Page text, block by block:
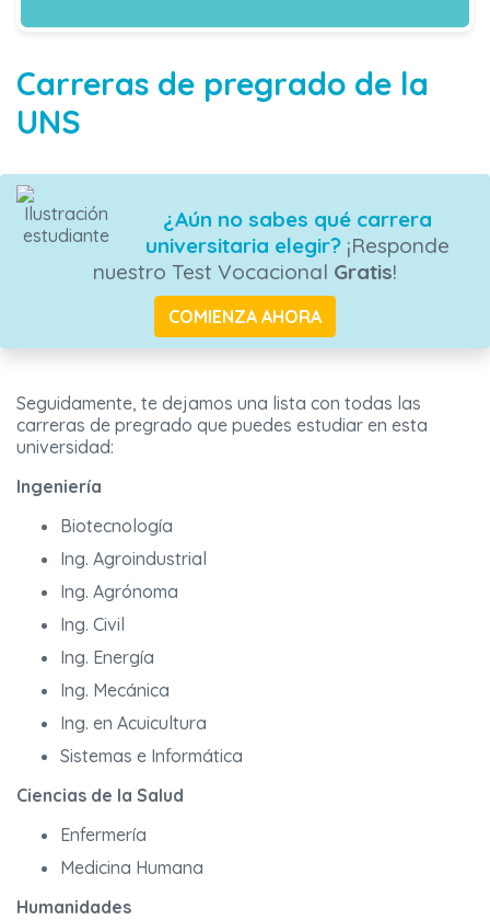
Carreras de pregrado de la
UNS
¿Aún no sabes qué carrera
universitaria elegir?¡Responde
nuestro Test Vocacional Gratis!
COMIENZA AHORA
Seguidamente, te dejamos una lista con todas las
carreras de pregrado que puedes estudiar en esta
universidad:
Ingeniería
Biotecnología
Ing. Agroindustrial
Ing. Agrónoma
Ing. Civil
Ing. Energía
Ing. Mecánica
Ing. en Acuicultura
Sistemas e Informática
Ciencias de la Salud
Enfermería
Medicina Humana
Humanidades